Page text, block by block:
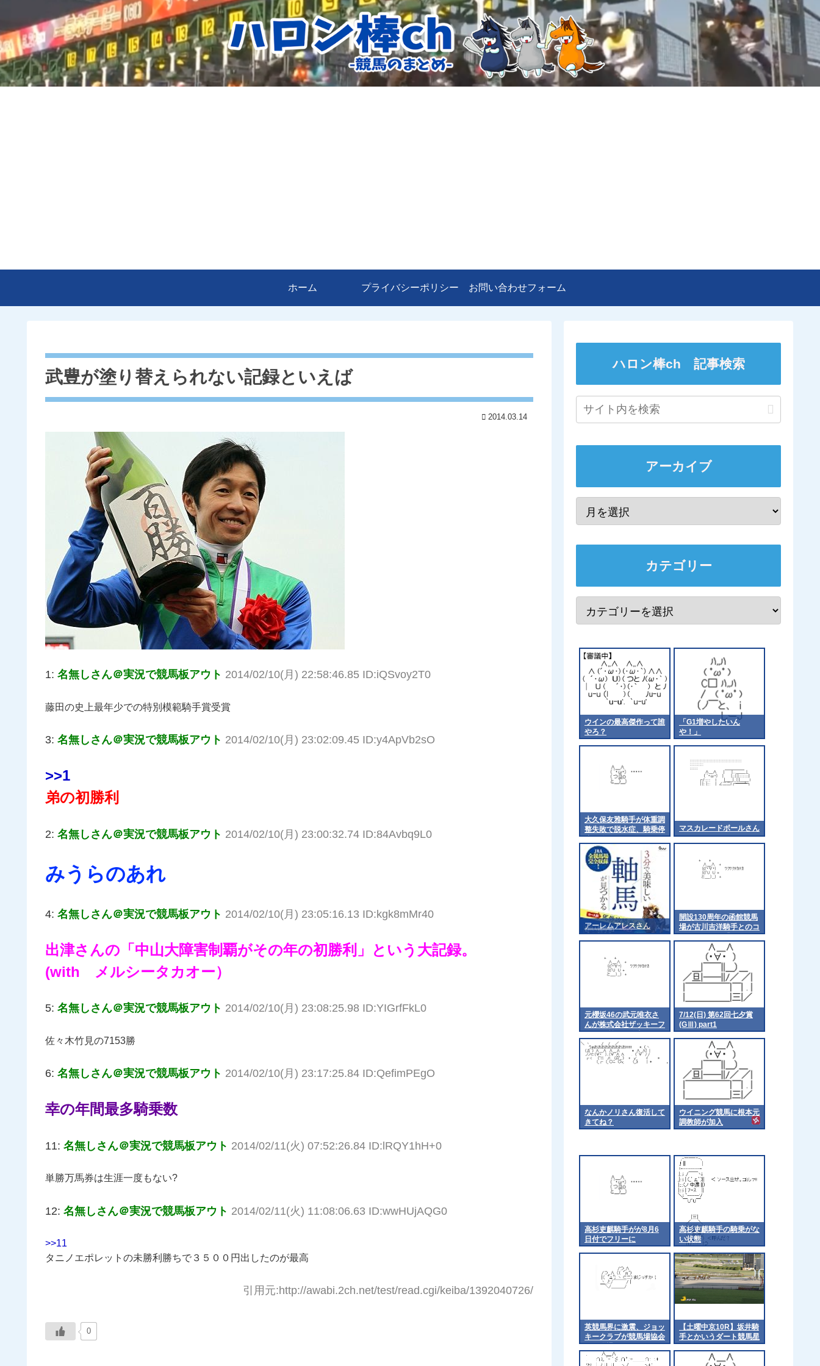
ホーム プライバシーポリシー お問い合わせフォーム
武豊が塗り替えられない記録といえば
2014.03.14
1: 名無しさん＠実況で競馬板アウト 2014/02/10(月) 22:58:46.85 ID:iQSvoy2T0
藤田の史上最年少での特別模範騎手賞受賞
3: 名無しさん＠実況で競馬板アウト 2014/02/10(月) 23:02:09.45 ID:y4ApVb2sO
>>1
弟の初勝利
2: 名無しさん＠実況で競馬板アウト 2014/02/10(月) 23:00:32.74 ID:84Avbq9L0
みうらのあれ
4: 名無しさん＠実況で競馬板アウト 2014/02/10(月) 23:05:16.13 ID:kgk8mMr40
出津さんの「中山大障害制覇がその年の初勝利」という大記録。
(with メルシータカオー）
5: 名無しさん＠実況で競馬板アウト 2014/02/10(月) 23:08:25.98 ID:YIGrfFkL0
佐々木竹見の7153勝
6: 名無しさん＠実況で競馬板アウト 2014/02/10(月) 23:17:25.84 ID:QefimPEgO
幸の年間最多騎乗数
11: 名無しさん＠実況で競馬板アウト 2014/02/11(火) 07:52:26.84 ID:lRQY1hH+0
単勝万馬券は生涯一度もない?
12: 名無しさん＠実況で競馬板アウト 2014/02/11(火) 11:08:06.63 ID:wwHUjAQG0
>>11
タニノエポレットの未勝利勝ちで３５００円出したのが最高
引用元:http://awabi.2ch.net/test/read.cgi/keiba/1392040726/
0
ハロン棒ch 記事検索
アーカイブ
カテゴリー
ウインの最高傑作って誰
やろ？
「G1増やしたいん
や！」
大久保友雅騎手が体重調
整失敗で脱水症、騎乗停
止処分
マスカレードボールさん
アーレムアレスさん
開設130周年の函館競馬
場が古川吉洋騎手とのコ
ラボメニュー「フルキチ
の心揺さぶるザンギ
BOX」を発売
元櫻坂46の武元唯衣さ
んが株式会社ザッキーフ
ァーム所属を発表
7/12(日) 第62回七夕賞
(GⅢ) part1
なんかノリさん復活して
きてね？
ウイニング競馬に根本元
調教師が加入
高杉吏麒騎手がが8月6
日付でフリーに
高杉吏麒騎手の騎乗がな
い状態
英競馬界に激震、ジョッ
キークラブが競馬場協会
から脱退
【土曜中京10R】坂井騎
手とかいうダート競馬星
人